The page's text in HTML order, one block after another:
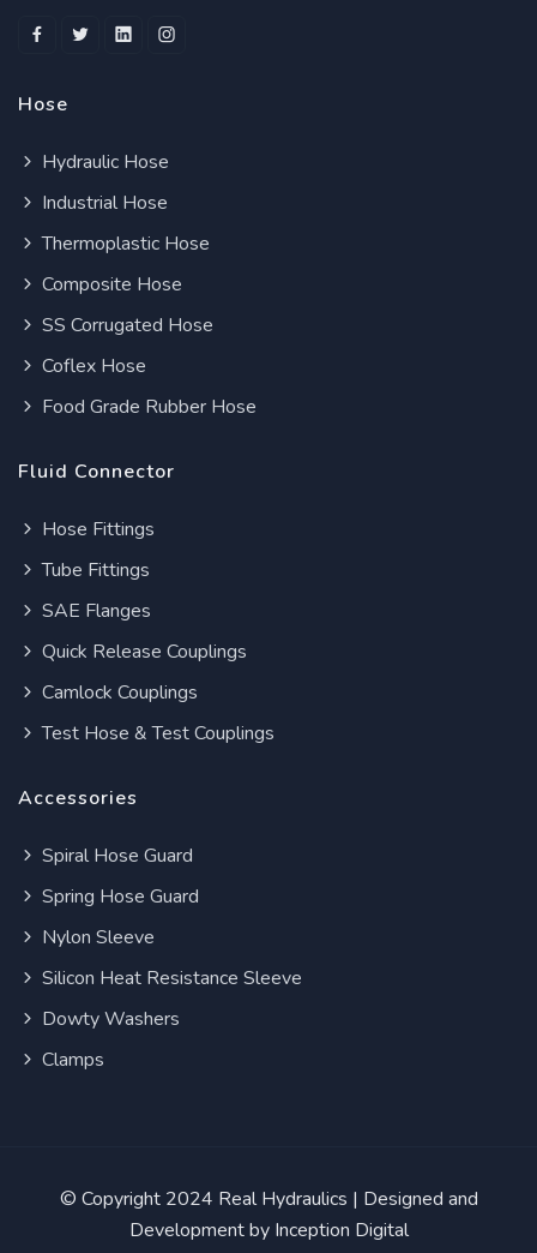
Hose
Hydraulic Hose
Industrial Hose
Thermoplastic Hose
Composite Hose
SS Corrugated Hose
Coflex Hose
Food Grade Rubber Hose
Fluid Connector
Hose Fittings
Tube Fittings
SAE Flanges
Quick Release Couplings
Camlock Couplings
Test Hose & Test Couplings
Accessories
Spiral Hose Guard
Spring Hose Guard
Nylon Sleeve
Silicon Heat Resistance Sleeve
Dowty Washers
Clamps
© Copyright 2024 Real Hydraulics | Designed and
Development by Inception Digital